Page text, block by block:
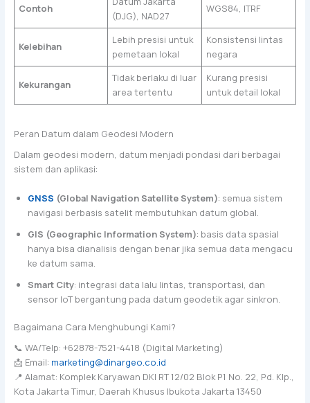
Contoh
(DJG), NAD27
WGS84, ITRF
Kelebihan
Lebih presisi untuk
pemetaan lokal
Konsistensi lintas
negara
Kekurangan
Tidak berlaku di luar
area tertentu
Kurang presisi
untuk detail lokal
Peran Datum dalam Geodesi Modern
Dalam geodesi modern, datum menjadi pondasi dari berbagai
sistem dan aplikasi:
GNSS (Global Navigation Satellite System): semua sistem
navigasi berbasis satelit membutuhkan datum global.
GIS (Geographic Information System): basis data spasial
hanya bisa dianalisis dengan benar jika semua data mengacu
ke datum sama.
Smart City: integrasi data lalu lintas, transportasi, dan
sensor IoT bergantung pada datum geodetik agar sinkron.
Bagaimana Cara Menghubungi Kami?
📞 WA/Telp: +62878-7521-4418 (Digital Marketing)
📩 Email: marketing@dinargeo.co.id
📍 Alamat: Komplek Karyawan DKI RT 12/02 Blok P1 No. 22, Pd. Klp.,
Kota Jakarta Timur, Daerah Khusus Ibukota Jakarta 13450